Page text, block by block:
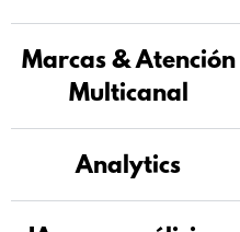
Marcas & Atención
Multicanal
Analytics